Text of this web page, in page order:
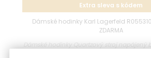
Extra sleva s kódem
Dámské hodinky Karl Lagerfeld
ZDARMA
Dámské hodinky Quartzový stroj napájený